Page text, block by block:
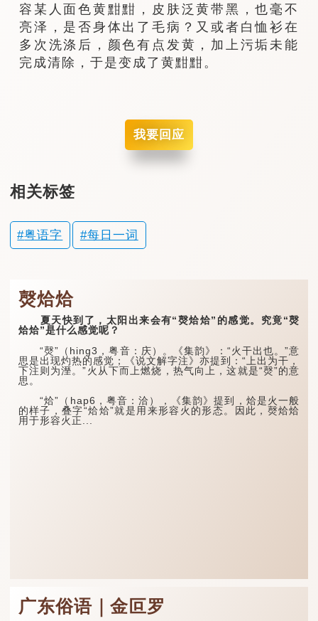
容某人面色黄黚黚，皮肤泛黄带黑，也毫不
亮泽，是否身体出了毛病？又或者白恤衫在
多次洗涤后，颜色有点发黄，加上污垢未能
完成清除，于是变成了黄黚黚。
我要回应
相关标签
粤语字 每日一词
㷫烚烚
夏天快到了，太阳出来会有“㷫烚烚”的感觉。究竟“㷫
烚烚”是什么感觉呢？
“㷫”（hing3，粤音：庆）。《集韵》：“火干出也。”意
思是出现灼热的感觉；《说文解字注》亦提到：“上出为干，
下注则为溼。”火从下而上燃烧，热气向上，这就是“㷫”的意
思。
“烚”（hap6，粤音：洽），《集韵》提到，烚是火一般
的样子，叠字“烚烚”就是用来形容火的形态。因此，㷫烚烚
用于形容火正...
广东俗语｜金叵罗